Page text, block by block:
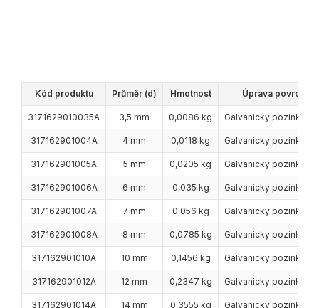
Kód produktu Průměr (d) Hmotnost Úprava povrchu
3171629010035A 3,5 mm 0,0086 kg Galvanicky
317162901004A 4 mm 0,0118 kg Galvanicky
317162901005A 5 mm 0,0205 kg Galvanicky
317162901006A 6 mm 0,035 kg Galvanicky
317162901007A 7 mm 0,056 kg Galvanicky
317162901008A 8 mm 0,0785 kg Galvanicky
317162901010A 10 mm 0,1456 kg Galvanicky
317162901012A 12 mm 0,2347 kg Galvanicky
317162901014A 14 mm 0,3555 kg Galvanicky